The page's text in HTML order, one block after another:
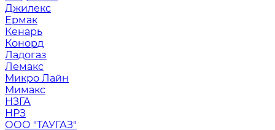
Джилекс
Ермак
Кенарь
Конорд
Ладогаз
Лемакс
Микро Лайн
Мимакс
НЗГА
НРЗ
ООО "ТАУГАЗ"